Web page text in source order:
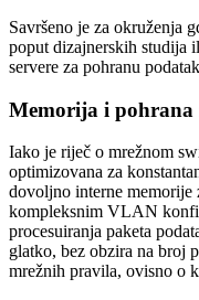
Savršeno je za okruženja
poput dizajnerskih studija
servere za pohranu
Memorija i pohrana
Iako je riječ o mrežnom
optimizovana za
dovoljno interne
kompleksnim VLAN
procesuiranja paketa
glatko, bez obzira na broj
mrežnih pravila, ovisno o